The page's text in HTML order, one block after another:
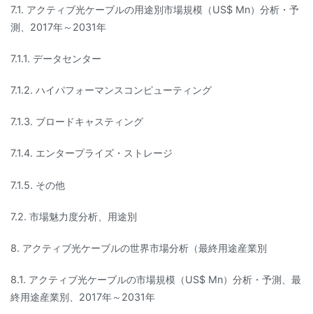
7.1. アクティブ光ケーブルの用途別市場規模（US$ Mn）分析・予
測、2017年～2031年
7.1.1. データセンター
7.1.2. ハイパフォーマンスコンピューティング
7.1.3. ブロードキャスティング
7.1.4. エンタープライズ・ストレージ
7.1.5. その他
7.2. 市場魅力度分析、用途別
8. アクティブ光ケーブルの世界市場分析（最終用途産業別
8.1. アクティブ光ケーブルの市場規模（US$ Mn）分析・予測、最
終用途産業別、2017年～2031年